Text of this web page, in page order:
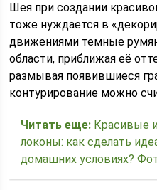
Шея при создании
тоже нуждается в
движениями темные
области, приближая её
размывая появившиеся
контурирование можно
Читать еще: Красивые
локоны: как сделать
домашних условиях?